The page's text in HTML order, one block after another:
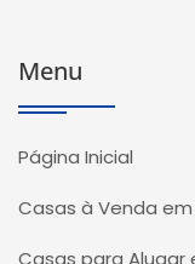
Menu
Página Inicial
Casas à Venda em
Casas para Alugar